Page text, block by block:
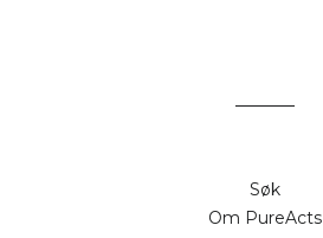
Søk
Om PureActs